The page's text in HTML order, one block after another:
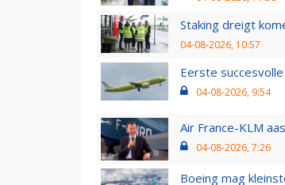
Staking dreigt
04-08-2026, 10:57
Eerste
04-08-2026, 9:54
Air France-KLM
04-08-2026, 7:26
Boeing mag